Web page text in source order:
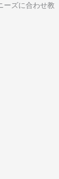
ーズに合わせ教